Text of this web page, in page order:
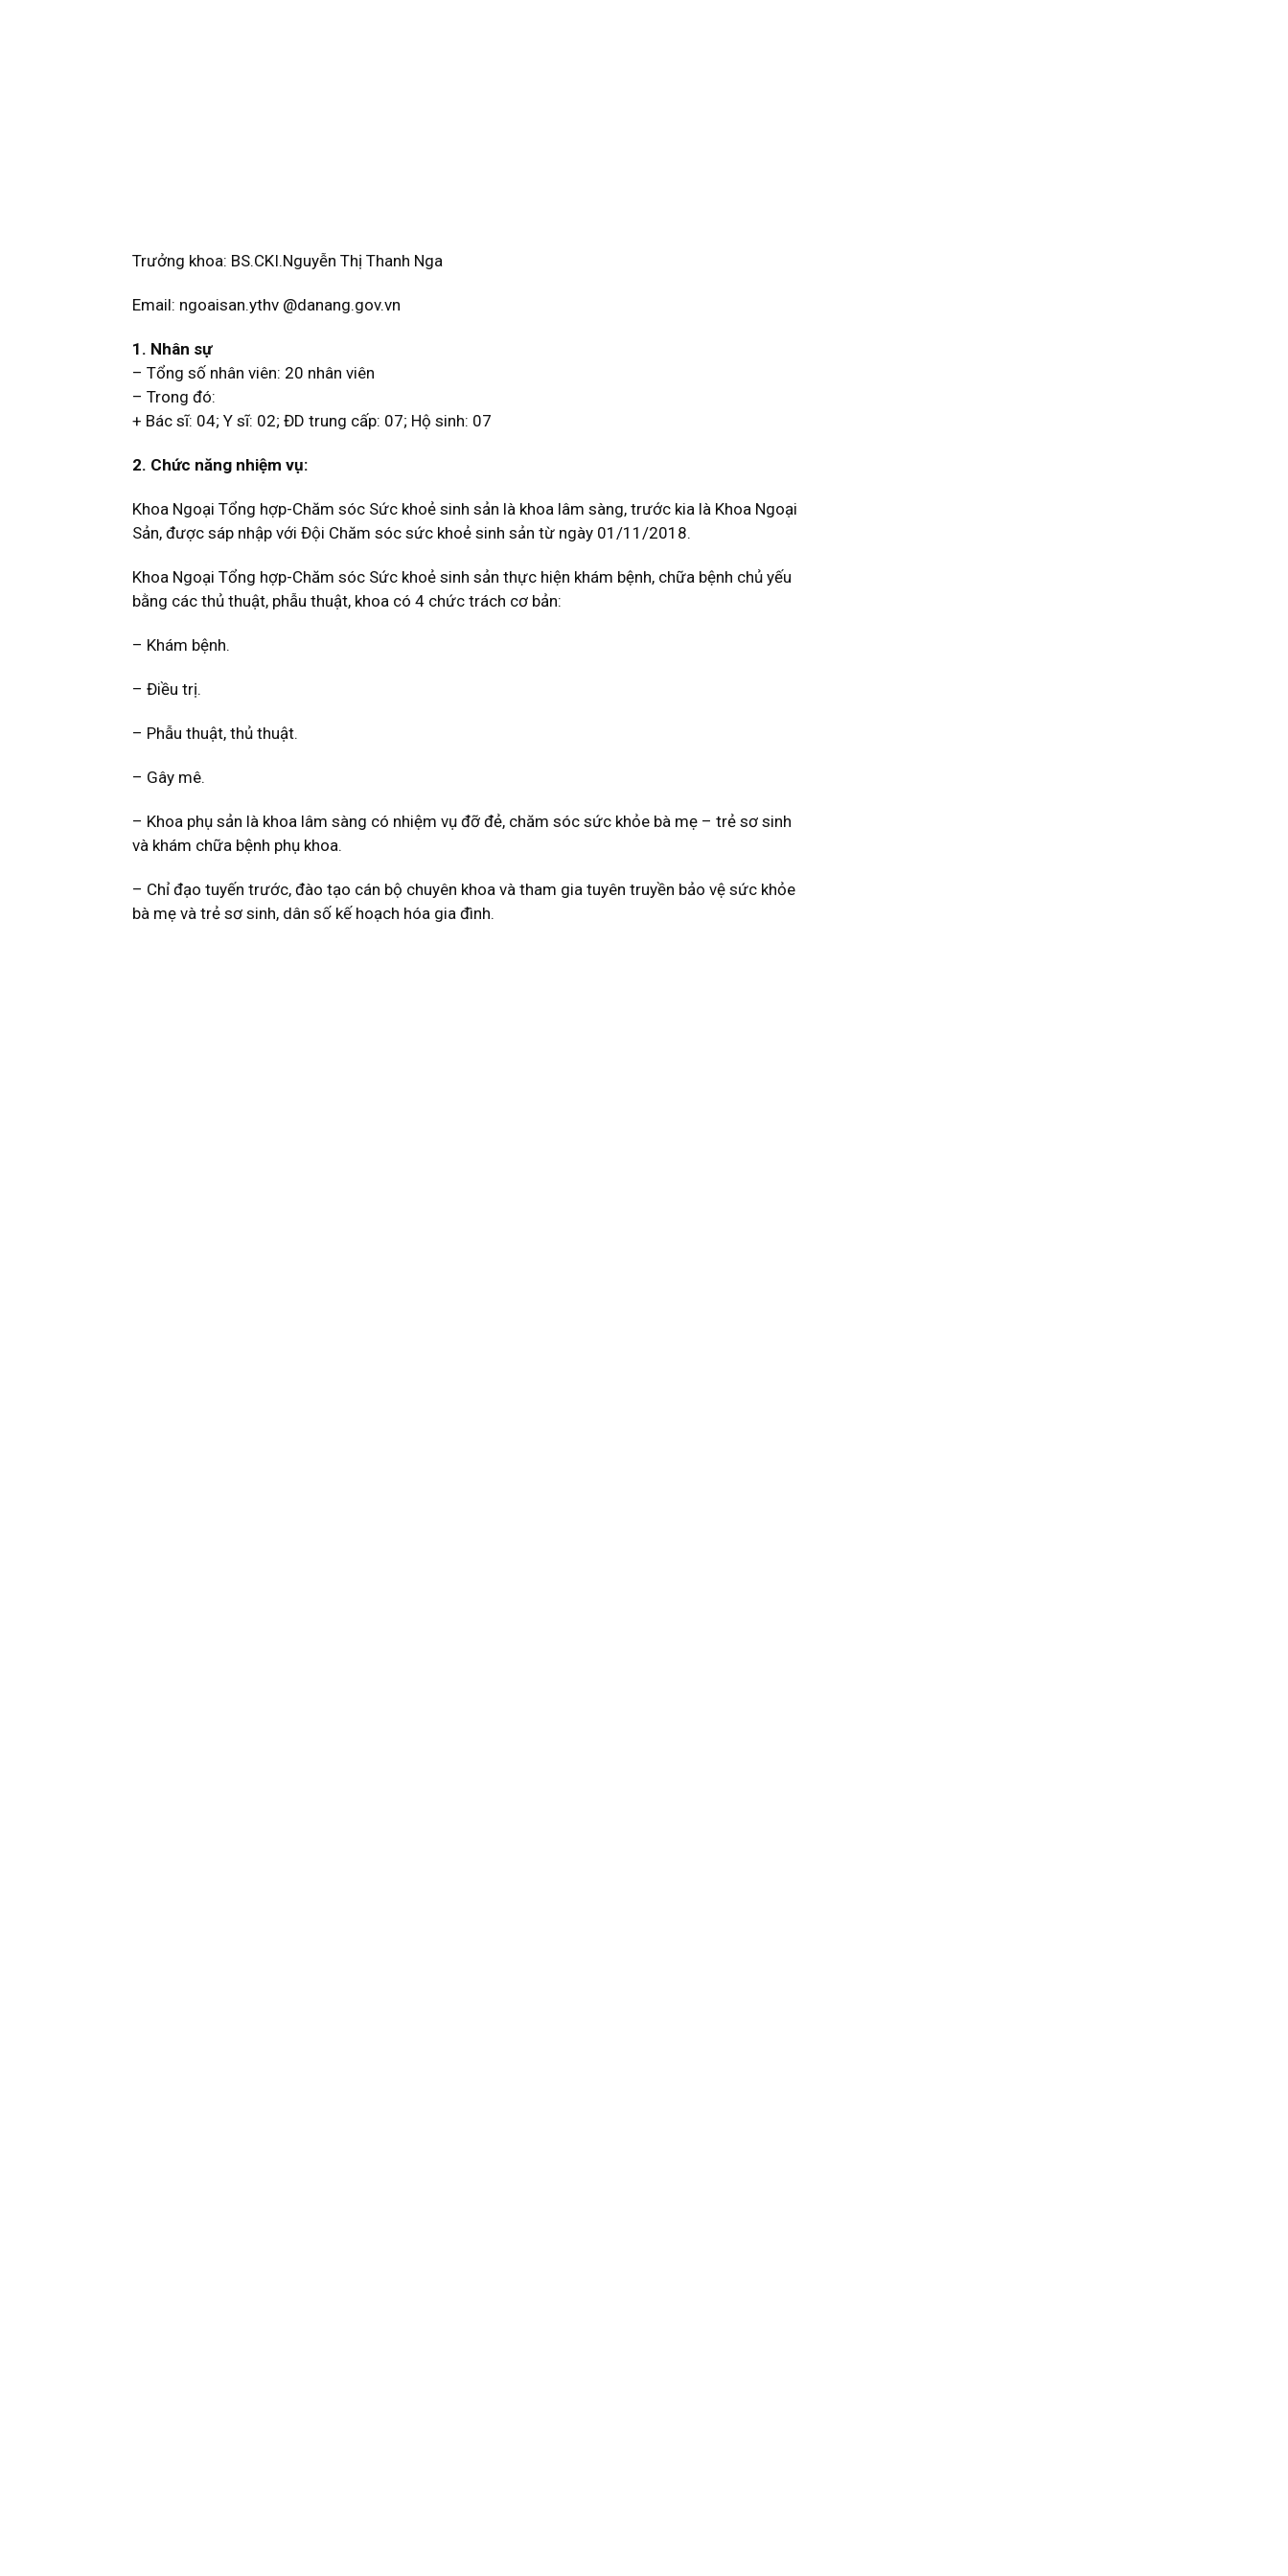
Trưởng khoa: BS.CKI.Nguyễn Thị Thanh Nga
Email: ngoaisan.ythv @danang.gov.vn
1. Nhân sự
– Tổng số nhân viên: 20 nhân viên
– Trong đó:
+ Bác sĩ: 04; Y sĩ: 02; ĐD trung cấp: 07; Hộ sinh: 07
2. Chức năng nhiệm vụ:
Khoa Ngoại Tổng hợp-Chăm sóc Sức khoẻ sinh sản là khoa lâm sàng, trước kia là Khoa Ngoại
Sản, được sáp nhập với Đội Chăm sóc sức khoẻ sinh sản từ ngày 01/11/2018.
Khoa Ngoại Tổng hợp-Chăm sóc Sức khoẻ sinh sản thực hiện khám bệnh, chữa bệnh chủ yếu
bằng các thủ thuật, phẫu thuật, khoa có 4 chức trách cơ bản:
– Khám bệnh.
– Điều trị.
– Phẫu thuật, thủ thuật.
– Gây mê.
– Khoa phụ sản là khoa lâm sàng có nhiệm vụ đỡ đẻ, chăm sóc sức khỏe bà mẹ – trẻ sơ sinh
và khám chữa bệnh phụ khoa.
– Chỉ đạo tuyến trước, đào tạo cán bộ chuyên khoa và tham gia tuyên truyền bảo vệ sức khỏe
bà mẹ và trẻ sơ sinh, dân số kế hoạch hóa gia đình.